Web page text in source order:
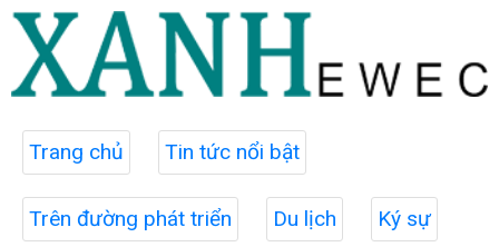
Trang chủ Tin tức nổi bật
Trên đường phát triển Du lịch Ký sự